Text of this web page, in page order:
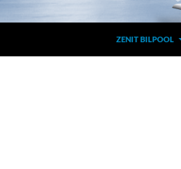
ZENIT BILPOOL